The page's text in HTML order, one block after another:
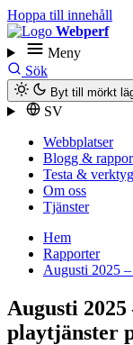
Hoppa till innehåll
Webperf
Meny
Sök
Byt till mörkt
SV
Webbplatser
Blogg &
Testa & verktyg
Om oss
Tjänster
Hem
Rapporter
Augusti 2025
Augusti
playtjänster